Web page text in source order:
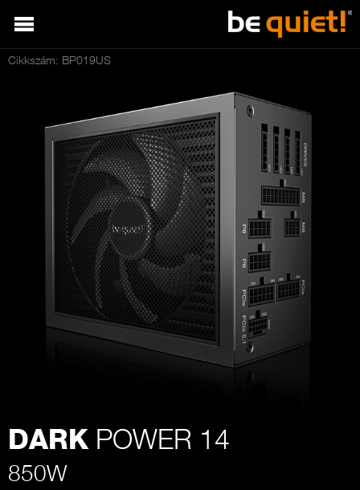
Cikkszám: BP019US
DARK POWER 14
850W